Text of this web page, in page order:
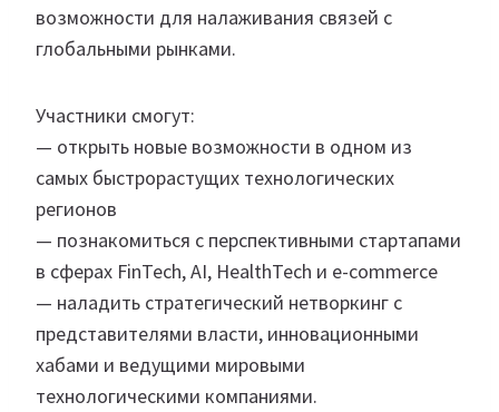
возможности для налаживания связей с
глобальными рынками.
Участники смогут:
— открыть новые возможности в одном из
самых быстрорастущих технологических
регионов
— познакомиться с перспективными стартапами
в сферах FinTech, AI, HealthTech и e-commerce
— наладить стратегический нетворкинг с
представителями власти, инновационными
хабами и ведущими мировыми
технологическими компаниями.